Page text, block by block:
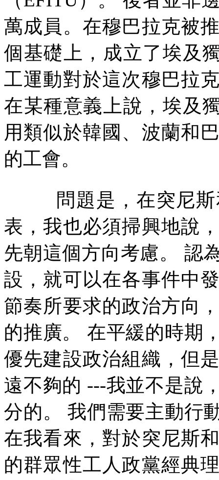
萬成員。在穆巴拉克被
個基礎上，成立了埃及
工運動對於這次穆巴拉
在某種意義上說，埃及
用類似於韓國、波蘭和
的工會。
問題是，在突尼
表，我也必須掃興地說
先朝這個方向考慮。
認
設，就可以在各事件中
節奏所要求的政治方向
的推廣。
在平緩的時期
優先建設政治組織，但
遠不夠的 ---我並不是說
分的。
我們需要主動行
在我看來，對於突尼斯
的群眾性工人政黨經典